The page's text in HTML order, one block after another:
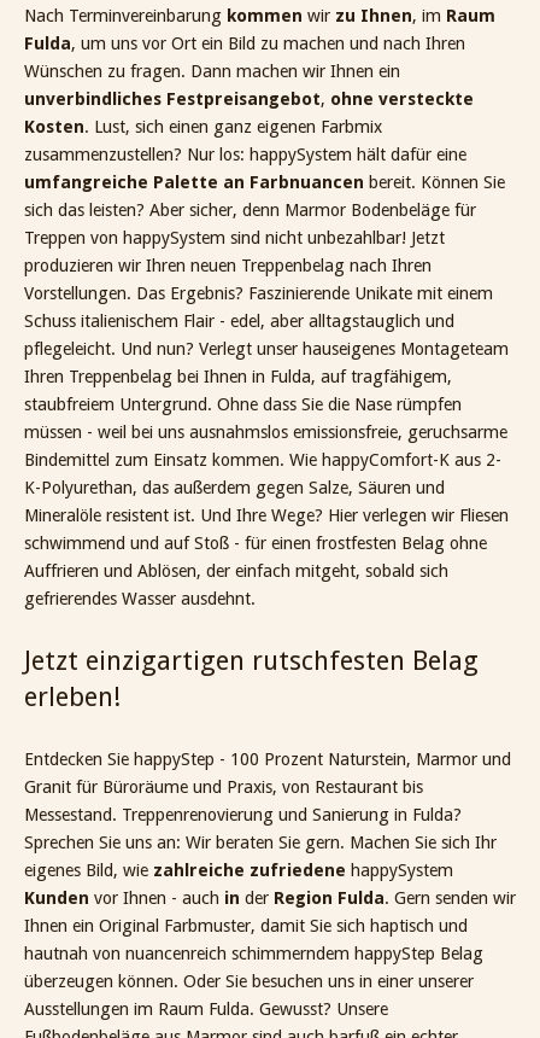
Nach Terminvereinbarung kommen wir zu Ihnen, im Raum
Fulda, um uns vor Ort ein Bild zu machen und nach Ihren
Wünschen zu fragen. Dann machen wir Ihnen ein
unverbindliches Festpreisangebot, ohne versteckte
Kosten. Lust, sich einen ganz eigenen Farbmix
zusammenzustellen? Nur los: happySystem hält dafür eine
umfangreiche Palette an Farbnuancen bereit. Können Sie
sich das leisten? Aber sicher, denn Marmor Bodenbeläge für
Treppen von happySystem sind nicht unbezahlbar! Jetzt
produzieren wir Ihren neuen Treppenbelag nach Ihren
Vorstellungen. Das Ergebnis? Faszinierende Unikate mit einem
Schuss italienischem Flair - edel, aber alltagstauglich und
pflegeleicht. Und nun? Verlegt unser hauseigenes Montageteam
Ihren Treppenbelag bei Ihnen in Fulda, auf tragfähigem,
staubfreiem Untergrund. Ohne dass Sie die Nase rümpfen
müssen - weil bei uns ausnahmslos emissionsfreie, geruchsarme
Bindemittel zum Einsatz kommen. Wie happyComfort-K aus 2-
K-Polyurethan, das außerdem gegen Salze, Säuren und
Mineralöle resistent ist. Und Ihre Wege? Hier verlegen wir Fliesen
schwimmend und auf Stoß - für einen frostfesten Belag ohne
Auffrieren und Ablösen, der einfach mitgeht, sobald sich
gefrierendes Wasser ausdehnt.
Jetzt einzigartigen rutschfesten Belag
erleben!
Entdecken Sie happyStep - 100 Prozent Naturstein, Marmor und
Granit für Büroräume und Praxis, von Restaurant bis
Messestand. Treppenrenovierung und Sanierung in Fulda?
Sprechen Sie uns an: Wir beraten Sie gern. Machen Sie sich Ihr
eigenes Bild, wie zahlreiche zufriedene happySystem
Kunden vor Ihnen - auch in der Region Fulda. Gern senden wir
Ihnen ein Original Farbmuster, damit Sie sich haptisch und
hautnah von nuancenreich schimmerndem happyStep Belag
überzeugen können. Oder Sie besuchen uns in einer unserer
Ausstellungen im Raum Fulda. Gewusst? Unsere